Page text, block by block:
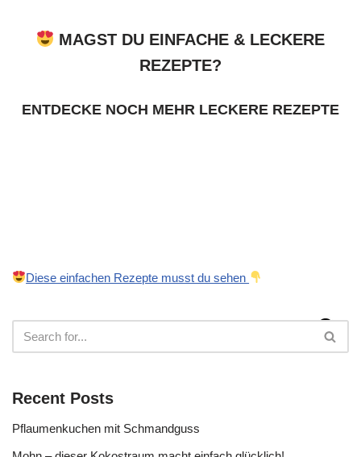
MAGST DU EINFACHE & LECKERE
REZEPTE?
ENTDECKE NOCH MEHR LECKERE REZEPTE
Diese einfachen Rezepte musst du sehen
Recent Posts
Pflaumenkuchen mit Schmandguss